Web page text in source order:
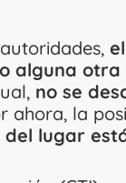
alguna
no se
ahora, la
lugar